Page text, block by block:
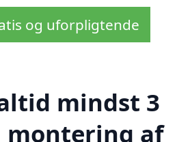
og uforpligtende
mindst 3
af